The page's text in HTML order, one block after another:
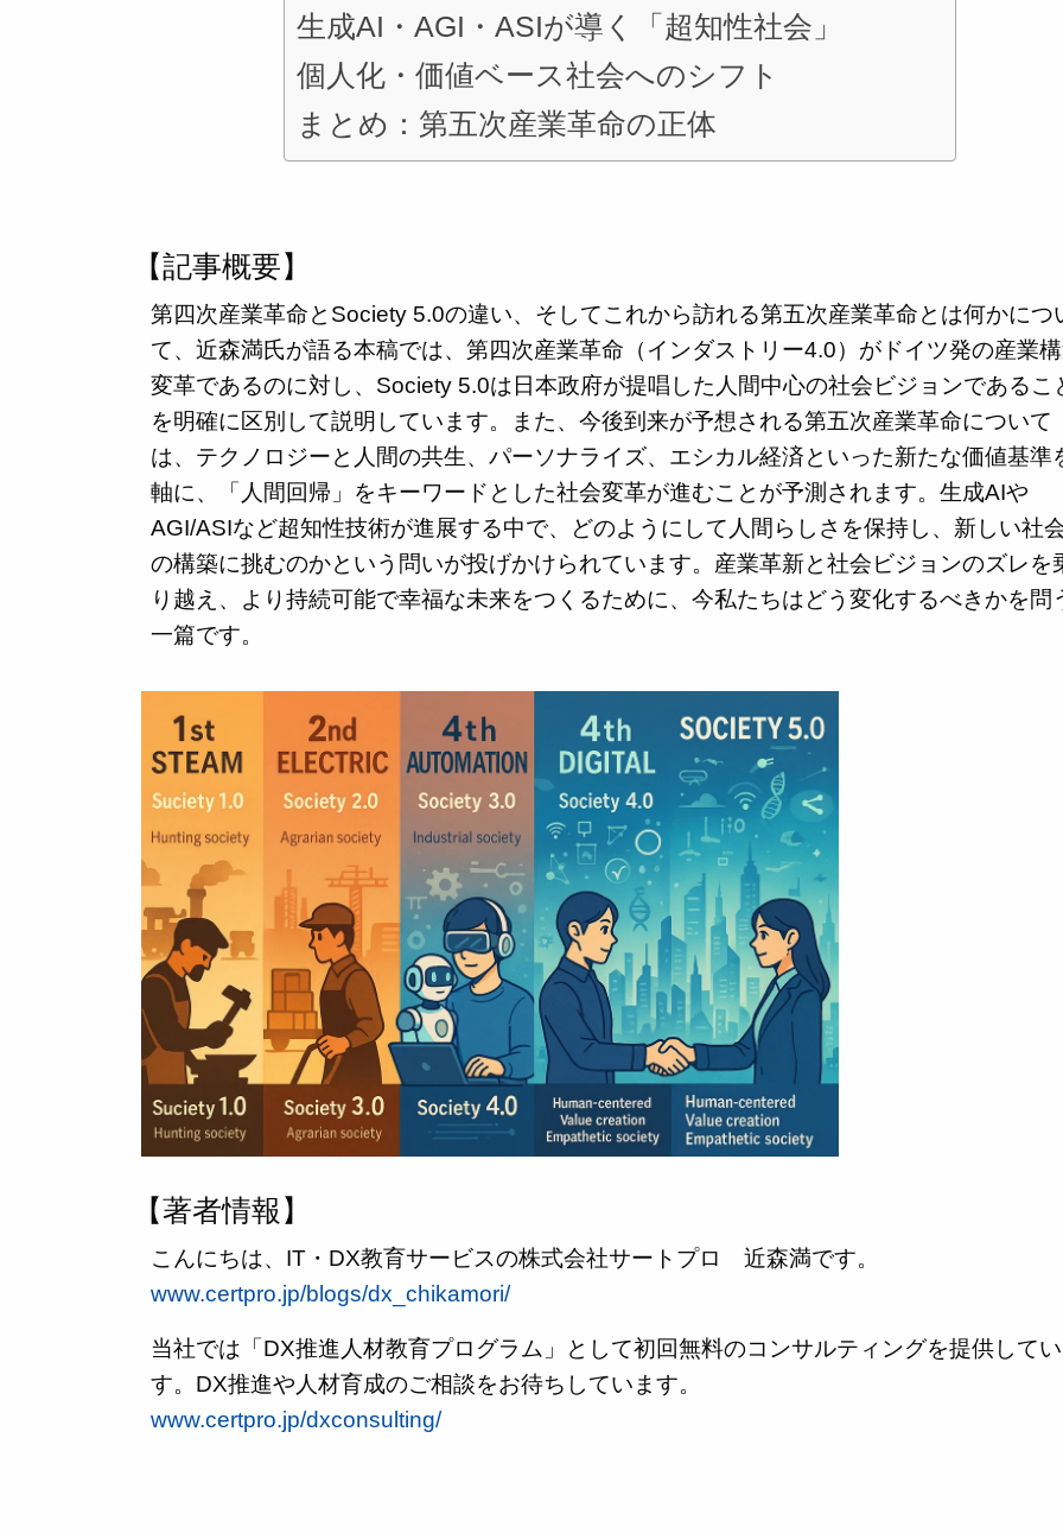
生成AI・AGI・ASIが導く「超知性社会」
個人化・価値ベース社会へのシフト
まとめ：第五次産業革命の正体
【記事概要】
第四次産業革命とSociety 5.0の違い、そしてこれから訪れる第五次産業革命とは何かにつ
て、近森満氏が語る本稿では、第四次産業革命（インダストリー4.0）がドイツ発の産業
変革であるのに対し、Society 5.0は日本政府が提唱した人間中心の社会ビジョンであるこ
を明確に区別して説明しています。また、今後到来が予想される第五次産業革命について
は、テクノロジーと人間の共生、パーソナライズ、エシカル経済といった新たな価値基準
軸に、「人間回帰」をキーワードとした社会変革が進むことが予測されます。生成AIや
AGI/ASIなど超知性技術が進展する中で、どのようにして人間らしさを保持し、新しい社
の構築に挑むのかという問いが投げかけられています。産業革新と社会ビジョンのズレを
り越え、より持続可能で幸福な未来をつくるために、今私たちはどう変化するべきかを問
一篇です。
【著者情報】
こんにちは、IT・DX教育サービスの株式会社サートプロ 近森満です。
www.certpro.jp/blogs/dx_chikamori/
当社では「DX推進人材教育プログラム」として初回無料のコンサルティングを提供して
す。DX推進や人材育成のご相談をお待ちしています。
www.certpro.jp/dxconsulting/